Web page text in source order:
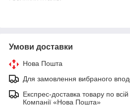
Умови доставки
Нова Пошта
Для замовлення вибраного
Експрес-доставка товару по всій
Компанії «Нова Пошта»